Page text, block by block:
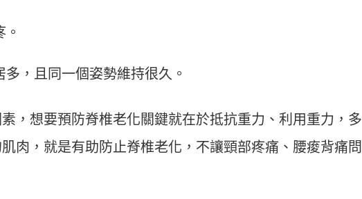
，且同一個姿勢維持很久。
，想要預防脊椎老化關鍵就在於抵抗重力、利用重力，多
肉，就是有助防止脊椎老化，不讓頸部疼痛、腰痠背痛問